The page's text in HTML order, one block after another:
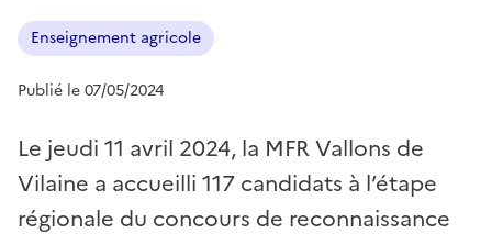
Enseignement agricole
Publié le 07/05/2024
Le jeudi 11 avril 2024, la MFR Vallons de
Vilaine a accueilli 117 candidats à l’étape
régionale du concours de reconnaissance